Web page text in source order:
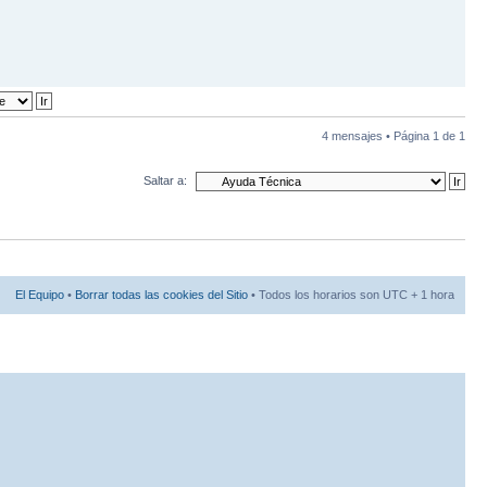
4 mensajes • Página 1 de 1
Saltar a:
El Equipo • Borrar todas las cookies del Sitio • Todos los horarios son UTC + 1 hora